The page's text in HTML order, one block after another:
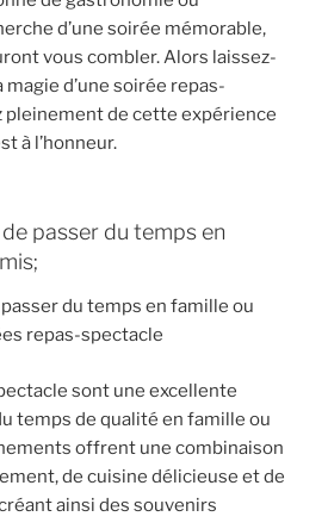
d’une soirée mémorable,
vous combler. Alors laissez-
d’une soirée repas-
de cette expérience
à l’honneur.
passer du temps en
du temps en famille ou
repas-spectacle
sont une excellente
temps de qualité en famille ou
offrent une combinaison
de cuisine délicieuse et de
ainsi des souvenirs